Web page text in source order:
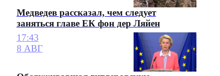
Медведев рассказал, чем следует
заняться главе ЕК фон дер Ляйен
17:43
8 АВГ